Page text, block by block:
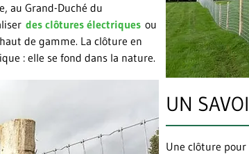
au Grand-Duché du
des clôtures électriques ou
de gamme. La clôture en
: elle se fond dans la nature.
UN
Une clôture